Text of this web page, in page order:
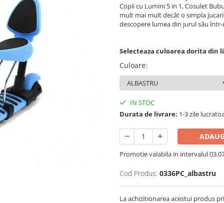
Copii cu Lumini 5 in 1, Cosulet
mult mai mult decât o simpla
descopere lumea din jurul său
Selecteaza culoarea dorita din
Culoare:
IN STOC
Durata de livrare: 1-3 zile
Promotie valabila in intervalul
Cod Produs: 0336PC_albastru
La achizitionarea acestui produs